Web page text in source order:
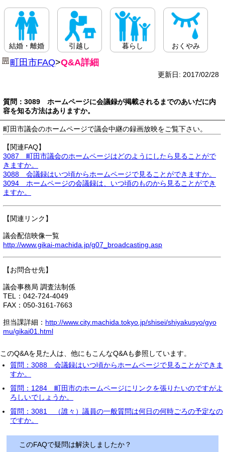
結婚・離婚 引越し 暮らし おくやみ
町田市FAQ>Q&A詳細
更新日: 2017/02/28
質問：3089 ホームページに会議録が掲載されるまでのあいだに内
容を知る方法はありますか。
町田市議会のホームページで議会中継の録画放映をご覧下さい。
【関連FAQ】
3087 町田市議会のホームページはどのようにしたら見ることがで
きますか。
3088 会議録はいつ頃からホームページで見ることができますか。
3094 ホームページの会議録は、いつ頃のものから見ることができ
ますか。
【関連リンク】
議会配信映像一覧
http://www.gikai-machida.jp/g07_broadcasting.asp
【お問合せ先】
議会事務局 調査法制係
TEL：042-724-4049
FAX：050-3161-7663
担当課詳細： http://www.city.machida.tokyo.jp/shisei/shiyakusyo/gyo
mu/gikai01.html
このQ&Aを見た人は、他にもこんなQ&Aも参照しています。
質問：3088 会議録はいつ頃からホームページで見ることができま
すか。
質問：1284 町田市のホームページにリンクを張りたいのですがよ
ろしいでしょうか。
質問：3081 （誰々）議員の一般質問は何日の何時ごろの予定なの
ですか。
このFAQで疑問は解決しましたか？